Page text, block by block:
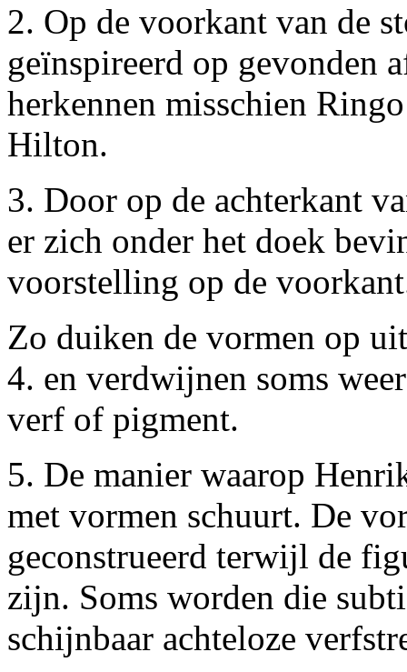
2. Op de voorkant van de
geïnspireerd op gevonden
herkennen misschien
Hilton.
3. Door op de achterkant
er zich onder het doek
voorstelling op de
Zo duiken de vormen op
4. en verdwijnen soms
verf of pigment.
5. De manier waarop
met vormen schuurt. De
geconstrueerd terwijl de
zijn. Soms worden die
schijnbaar achteloze